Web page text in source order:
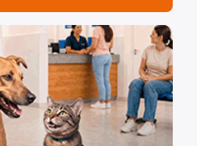
e uma gata rajada,